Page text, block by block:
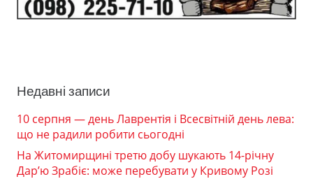
Недавні записи
10 серпня — день Лаврентія і Всесвітній день лева:
що не радили робити сьогодні
На Житомирщині третю добу шукають 14-річну
Дар’ю Зрабіє: може перебувати у Кривому Розі